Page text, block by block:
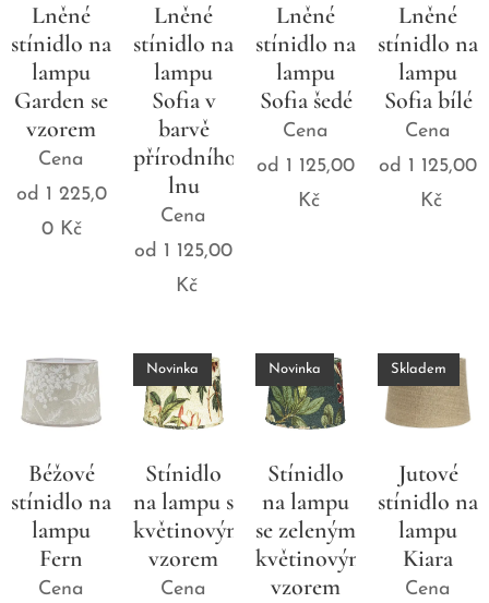
Lněné
stínidlo na
lampu
Garden se
vzorem
Cena
od 1 225,0
0Kč
Lněné
stínidlo na
lampu
Sofia v
barvě
přírodního
lnu
Cena
od 1 125,00
Kč
Lněné
stínidlo na
lampu
Sofia šedé
Cena
od 1 125,00
Kč
Lněné
stínidlo na
lampu
Sofia bílé
Cena
od 1 125,00
Kč
Béžové
stínidlo na
lampu
Fern
Cena
Stínidlo
na lampu s
květinovým
vzorem
Novinka
Cena
Stínidlo
na lampu
se zeleným
květinovým
vzorem
Novinka
Jutové
stínidlo na
lampu
Kiara
Skladem
Cena